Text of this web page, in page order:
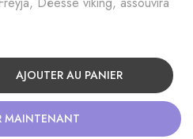
AJOUTER AU PANIER
MAINTENANT